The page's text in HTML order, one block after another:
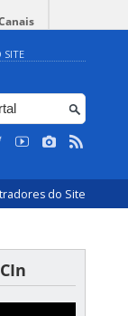
SITE
do Site